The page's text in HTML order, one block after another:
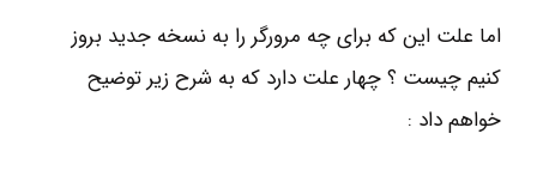
اما علت این که برای چه مرورگر را به نسخه جدید بروز
کنیم چیست ؟ چهار علت دارد که به شرح زیر توضیح
خواهم داد :